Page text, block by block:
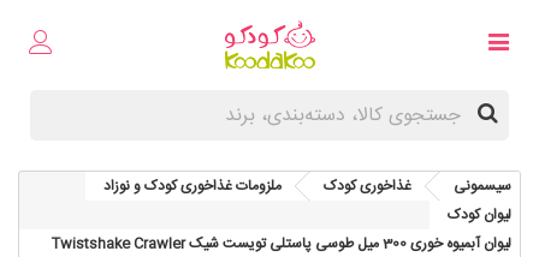
سیسمونی غذاخوری کودک
ملزومات غذاخوری کودک و نوزاد
لیوان کودک
لیوان آبمیوه خوری 300 میل طوسی پاستلی تویست شیک Twistshake Crawler